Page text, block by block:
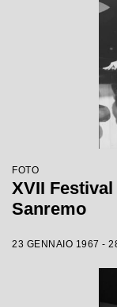
FOTO
XVII
Sanremo
23 GENNAIO 1967 -